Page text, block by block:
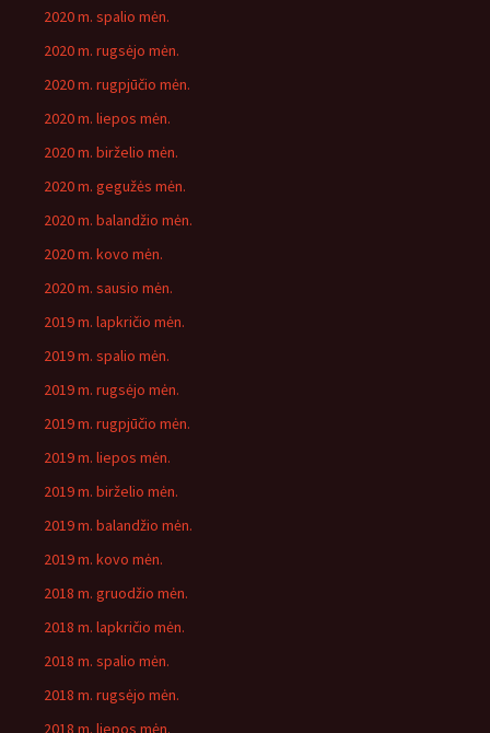
2020 m. spalio mėn.
2020 m. rugsėjo mėn.
2020 m. rugpjūčio mėn.
2020 m. liepos mėn.
2020 m. birželio mėn.
2020 m. gegužės mėn.
2020 m. balandžio mėn.
2020 m. kovo mėn.
2020 m. sausio mėn.
2019 m. lapkričio mėn.
2019 m. spalio mėn.
2019 m. rugsėjo mėn.
2019 m. rugpjūčio mėn.
2019 m. liepos mėn.
2019 m. birželio mėn.
2019 m. balandžio mėn.
2019 m. kovo mėn.
2018 m. gruodžio mėn.
2018 m. lapkričio mėn.
2018 m. spalio mėn.
2018 m. rugsėjo mėn.
2018 m. liepos mėn.